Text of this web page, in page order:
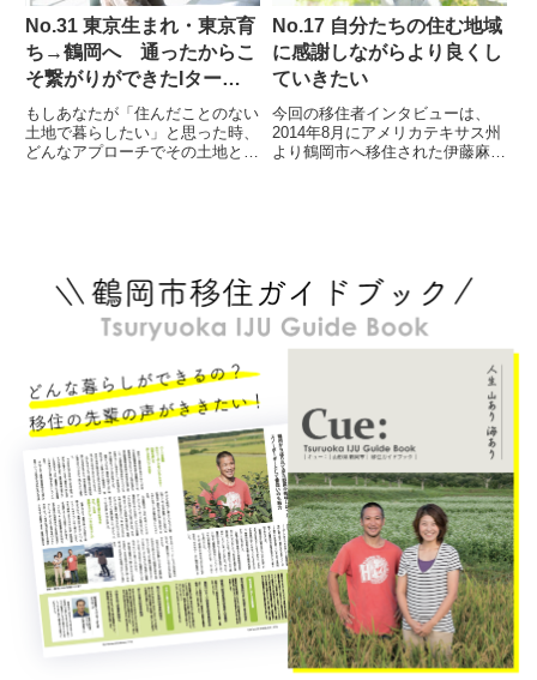
No.31 東京生まれ・東京育
ち→鶴岡へ 通ったからこ
そ繋がりができたIターン
へのみちのり
もしあなたが「住んだことのない
土地で暮らしたい」と思った時、
どんなアプローチでその土地と関
No.17 自分たちの住む地域
に感謝しながらより良くし
ていきたい
今回の移住者インタビューは、
2014年8月にアメリカテキサス州
より鶴岡市へ移住された伊藤麻衣